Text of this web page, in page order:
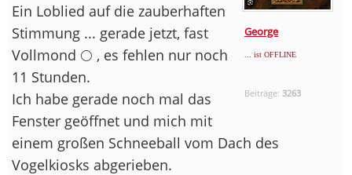
George
... ist OFFLINE
Beiträge:3263
Ein Loblied auf die zauberhaften
Stimmung ... gerade jetzt, fast
Vollmond 🌕 , es fehlen nur noch
11 Stunden.
Ich habe gerade noch mal das
Fenster geöffnet und mich mit
einem großen Schneeball vom Dach des
Vogelkiosks abgerieben.